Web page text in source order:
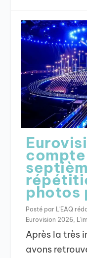
photos
Posté par L'EAQ
Eurovision 2026,
Après la très
avons